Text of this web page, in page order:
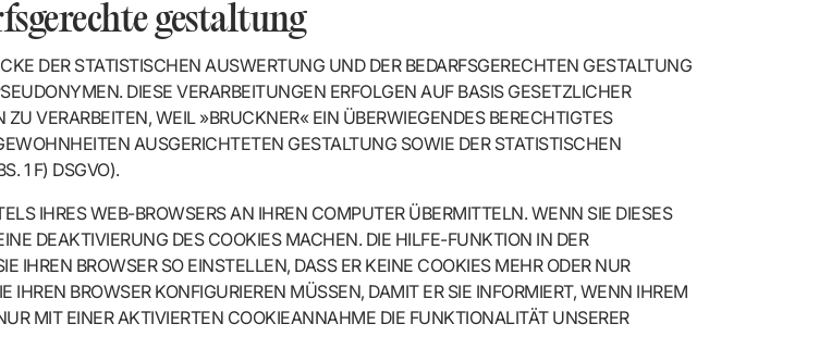
gestaltung
DER STATISTISCHEN AUSWERTUNG UND DER BEDARFSGERECHTEN GESTALTUNG
DIESE VERARBEITUNGEN ERFOLGEN AUF BASIS GESETZLICHER
VERARBEITEN, WEIL »BRUCKNER« EIN ÜBERWIEGENDES BERECHTIGTES
AUSGERICHTETEN GESTALTUNG SOWIE DER STATISTISCHEN
1 F) DSGVO).
IHRES WEB-BROWSERS AN IHREN COMPUTER ÜBERMITTELN. WENN SIE DIESES
DEAKTIVIERUNG DES COOKIES MACHEN. DIE HILFE-FUNKTION IN DER
IHREN BROWSER SO EINSTELLEN, DASS ER KEINE COOKIES MEHR ODER NUR
BROWSER KONFIGURIEREN MÜSSEN, DAMIT ER SIE INFORMIERT, WENN IHREM
MIT EINER AKTIVIERTEN COOKIEANNAHME DIE FUNKTIONALITÄT UNSERER